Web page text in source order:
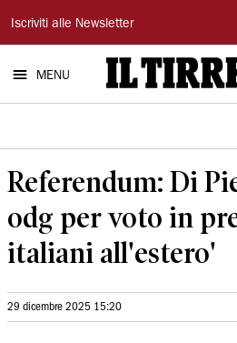
Il
Tirreno
Iscriviti alle Newsletter
MENU
Referendum: Di
odg per voto in
italiani all'estero'
29 dicembre 2025 15:20